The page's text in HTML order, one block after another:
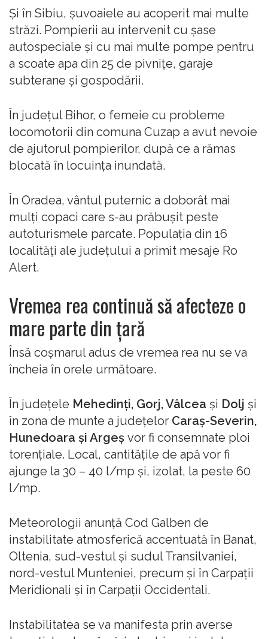
Și în Sibiu, șuvoaiele au acoperit mai multe
străzi. Pompierii au intervenit cu șase
autospeciale şi cu mai multe pompe pentru
a scoate apa din 25 de pivnițe, garaje
subterane și gospodării.
În județul Bihor, o femeie cu probleme
locomotorii din comuna Cuzap a avut nevoie
de ajutorul pompierilor, după ce a rămas
blocată în locuința inundată.
În Oradea, vântul puternic a doborât mai
mulți copaci care s-au prăbușit peste
autoturismele parcate. Populația din 16
localități ale județului a primit mesaje Ro
Alert.
Vremea rea continuă să afecteze o
mare parte din țară
Însă coșmarul adus de vremea rea nu se va
încheia în orele următoare.
În județele Mehedinți, Gorj, Vâlcea și Dolj și
în zona de munte a județelor Caraș-Severin,
Hunedoara și Argeș vor fi consemnate ploi
torențiale. Local, cantitățile de apă vor fi
ajunge la 30 – 40 l/mp și, izolat, la peste 60
l/mp.
Meteorologii anunță Cod Galben de
instabilitate atmosferică accentuată în Banat,
Oltenia, sud-vestul și sudul Transilvaniei,
nord-vestul Munteniei, precum și în Carpații
Meridionali și în Carpații Occidentali.
Instabilitatea se va manifesta prin averse